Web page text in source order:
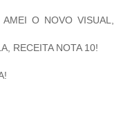
O NOVO VISUAL,
RECEITA NOTA 10!